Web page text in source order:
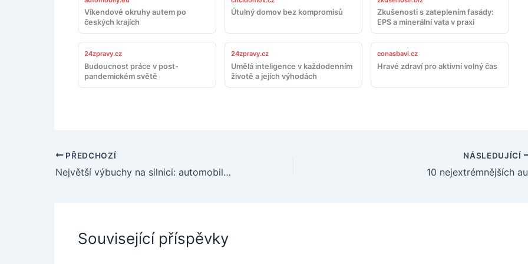
Víkendové okruhy autem po
českých krajích
Útulný domov bez kompromisů
Zkušenosti s zateplením fasády:
EPS a minerální vata v praxi
24zpravy.cz
Budoucnost práce v post-
pandemickém světě
24zpravy.cz
Umělá inteligence v každodenním
životě a jejích výhodách
conasbavi.cz
Hravé zdraví pro aktivní volný čas
PŘEDCHOZÍ
Největší výbuchy na silnici: automobily, které udělaly BOOM!
NÁSLEDUJÍCÍ
10 nejextrémnějších
Související příspěvky